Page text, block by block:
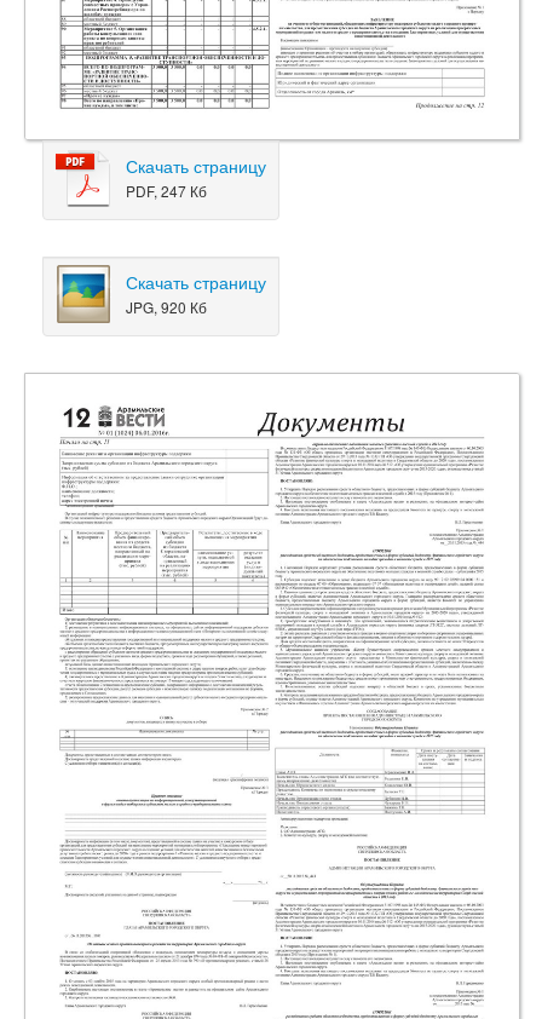
Скачать страницу
PDF, 247 Кб
Скачать страницу
JPG, 920 Кб